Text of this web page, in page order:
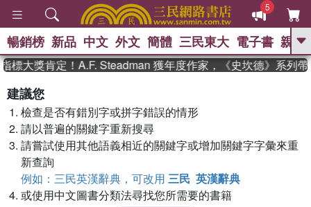
5
GO
漫遊錄 、 方念華
代 、
迷走神經
暢銷榜 新品 中文 外文 簡體 三民東大 電子書 親子
標大獎肯定！A.F. Steadman 獲年度作家，《史坎德》系列帶
建議您
檢查是否有錯別字或拼字錯誤的情形
請以普遍的關鍵字重新搜尋
請嘗試使用其他語義相近的關鍵字或增加關鍵字字彙來重
新查詢
例如：三民英漢辭典，可改用 三民 英漢辭典
或使用中文圖書分類法尋找您所需要的書籍